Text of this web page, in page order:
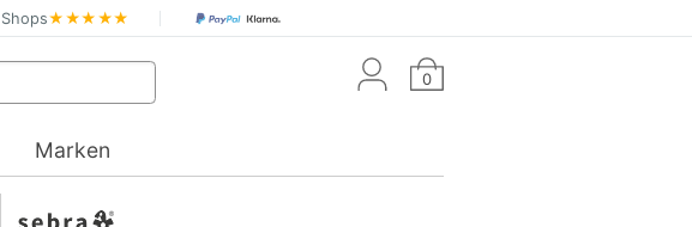
★★★★★
0
Marken